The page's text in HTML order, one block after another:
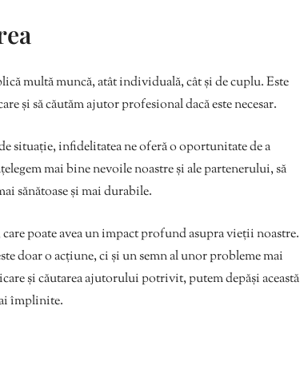
multă muncă, atât individuală, cât și de cuplu. Este
și să căutăm ajutor profesional dacă este necesar.
situație, infidelitatea ne oferă o oportunitate de a
mai bine nevoile noastre și ale partenerului, să
sănătoase și mai durabile.
poate avea un impact profund asupra vieții noastre.
doar o acțiune, ci și un semn al unor probleme mai
și căutarea ajutorului potrivit, putem depăși această
împlinite.